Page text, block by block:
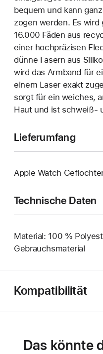
bequem und kann
zogen werden. Es
16.000 Fäden aus
einer hoch­präzisen
dünne Fasern aus
wird das Armband für
einem Laser exakt
sorgt für ein weiches,
Haut und ist schweiß-
Lieferumfang
Apple Watch
Technische Daten
Material: 100 %
Gebrauchsmaterial
Kompatibilität
Das könnte